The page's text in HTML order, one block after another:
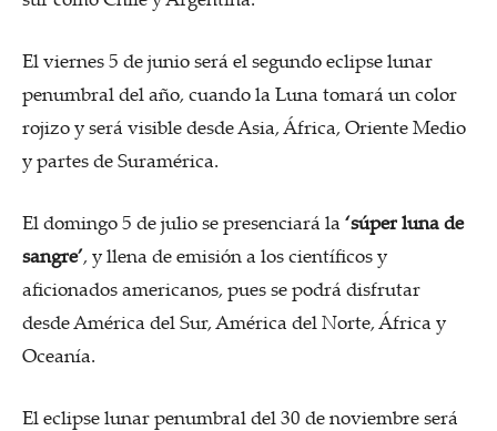
El viernes 5 de junio será el segundo eclipse lunar
penumbral del año, cuando la Luna tomará un color
rojizo y será visible desde Asia, África, Oriente Medio
y partes de Suramérica.
El domingo 5 de julio se presenciará la ‘súper luna de
sangre’, y llena de emisión a los científicos y
aficionados americanos, pues se podrá disfrutar
desde América del Sur, América del Norte, África y
Oceanía.
El eclipselunar penumbral del 30 de noviembre será